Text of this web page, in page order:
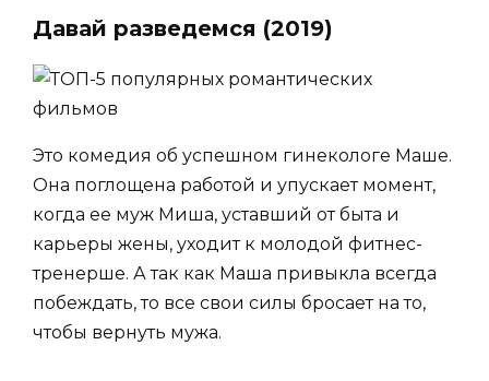
Давай разведемся (2019)
Это комедия об успешном гинекологе Маше.
Она поглощена работой и упускает момент,
когда ее муж Миша, уставший от быта и
карьеры жены, уходит к молодой фитнес-
тренерше. А так как Маша привыкла всегда
побеждать, то все свои силы бросает на то,
чтобы вернуть мужа.